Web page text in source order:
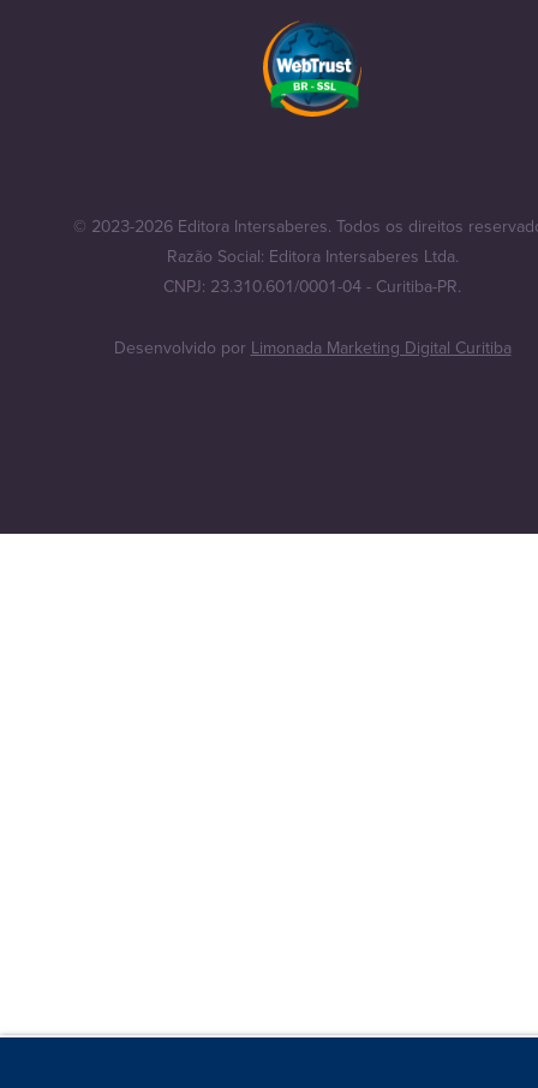
© 2023-2026 Editora Intersaberes. Todos os direitos
Razão Social: Editora Intersaberes Ltda.
CNPJ: 23.310.601/0001-04 - Curitiba-PR.
Desenvolvido por Limonada Marketing Digital Curitiba